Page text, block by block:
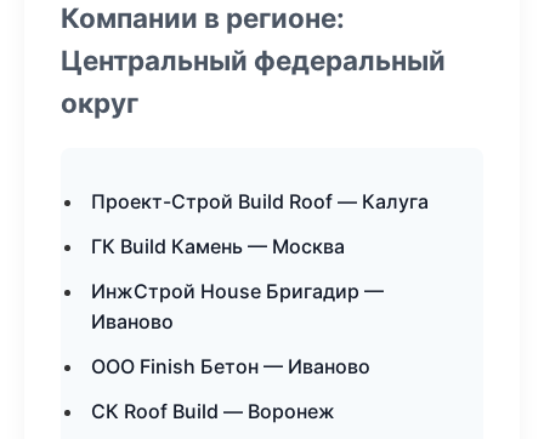
Компании в регионе:
Центральный федеральный
округ
Проект-Строй Build Roof — Калуга
ГК Build Камень — Москва
ИнжСтрой House Бригадир —
Иваново
ООО Finish Бетон — Иваново
СК Roof Build — Воронеж